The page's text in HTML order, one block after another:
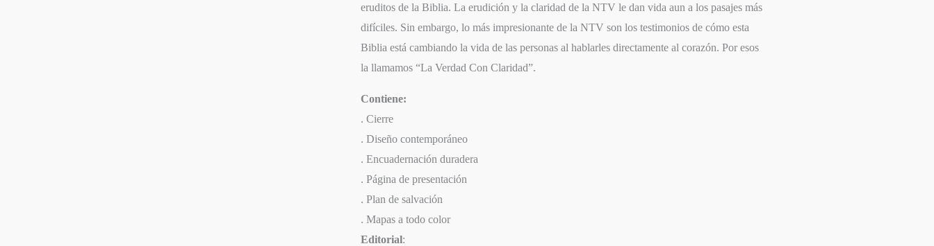
eruditos de la Biblia. La erudición y la claridad de la NTV le dan vida aun a los pasajes más
difíciles. Sin embargo, lo más impresionante de la NTV son los testimonios de cómo esta
Biblia está cambiando la vida de las personas al hablarles directamente al corazón. Por esos
la llamamos “La Verdad Con Claridad”.
Contiene:
. Cierre
. Diseño contemporáneo
. Encuadernación duradera
. Página de presentación
. Plan de salvación
. Mapas a todo color
Editorial: